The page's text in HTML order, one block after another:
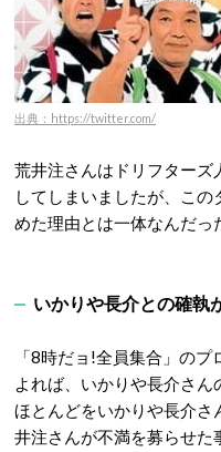
出典：https://twitter.com/
荒井注さんはドリフター
してしまいましたが、こ
めた理由とは一体なんだっ
いかりや長介との確執
「8時だョ!全員集合」の
よれば、いかりや長介さ
ほとんどをいかりや長介
井注さんが不満を募らせた